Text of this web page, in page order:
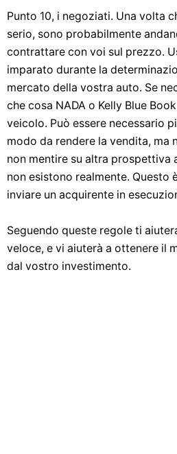
Punto 10, i negoziati. Una volta
serio, sono probabilmente
contrattare con voi sul prezzo.
imparato durante la
mercato della vostra auto. Se
che cosa NADA o Kelly Blue
veicolo. Può essere necessario
modo da rendere la vendita, ma
non mentire su altra prospettiva
non esistono realmente. Questo
inviare un acquirente in
Seguendo queste regole ti
veloce, e vi aiuterà a ottenere il
dal vostro investimento.